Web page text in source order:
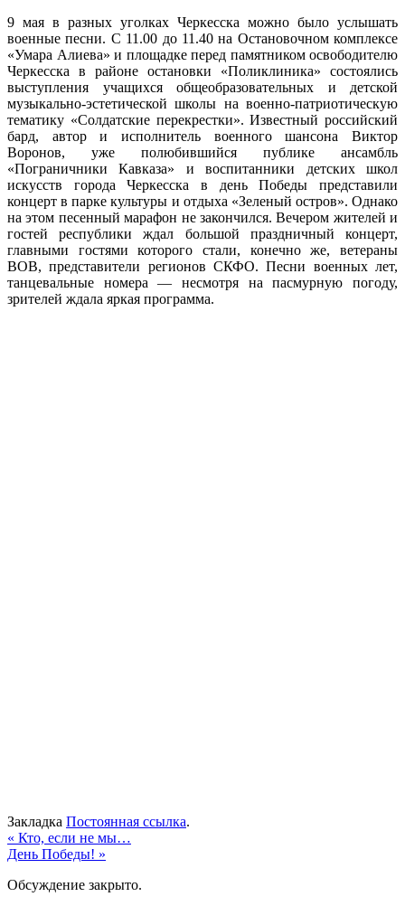
9 мая в разных уголках Черкесска можно было услышать
военные песни. С 11.00 до 11.40 на Остановочном комплексе
«Умара Алиева» и площадке перед памятником освободителю
Черкесска в районе остановки «Поликлиника» состоялись
выступления учащихся общеобразовательных и детской
музыкально-эстетической школы на военно-патриотическую
тематику «Солдатские перекрестки». Известный российский
бард, автор и исполнитель военного шансона Виктор
Воронов, уже полюбившийся публике ансамбль
«Пограничники Кавказа» и воспитанники детских школ
искусств города Черкесска в день Победы представили
концерт в парке культуры и отдыха «Зеленый остров». Однако
на этом песенный марафон не закончился. Вечером жителей и
гостей республики ждал большой праздничный концерт,
главными гостями которого стали, конечно же, ветераны
ВОВ, представители регионов СКФО. Песни военных лет,
танцевальные номера — несмотря на пасмурную погоду,
зрителей ждала яркая программа.
Закладка Постоянная ссылка.
« Кто, если не мы…
День Победы! »
Обсуждение закрыто.